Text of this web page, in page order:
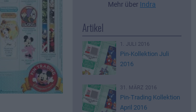
Mehr über Indra
Artikel
1. JULI 2016
Pin-Kollektion Juli
2016
31. MÄRZ 2016
Pin-Trading Kollektion
April 2016